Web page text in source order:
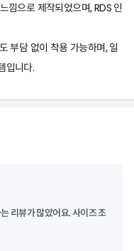
낌으로 제작되었으며, RDS 인
부담 없이 착용 가능하며, 일
입니다.